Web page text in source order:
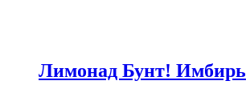
Лимонад Бунт! Имбирь